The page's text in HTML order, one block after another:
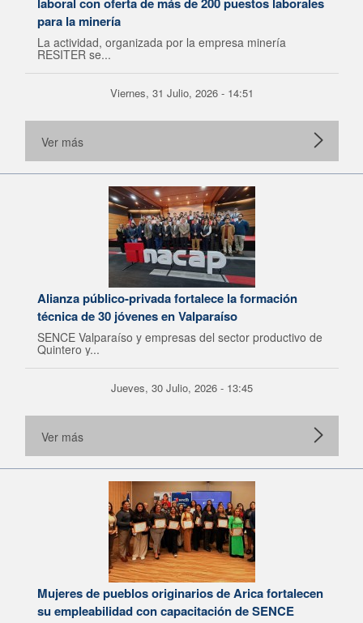
para la minería
La actividad, organizada por la empresa minería
RESITER se...
Viernes, 31 Julio, 2026 - 14:51
Ver más
Alianza público-privada fortalece la formación
técnica de 30 jóvenes en Valparaíso
SENCE Valparaíso y empresas del sector productivo de
Quintero y...
Jueves, 30 Julio, 2026 - 13:45
Ver más
Mujeres de pueblos originarios de Arica fortalecen
su empleabilidad con capacitación de SENCE